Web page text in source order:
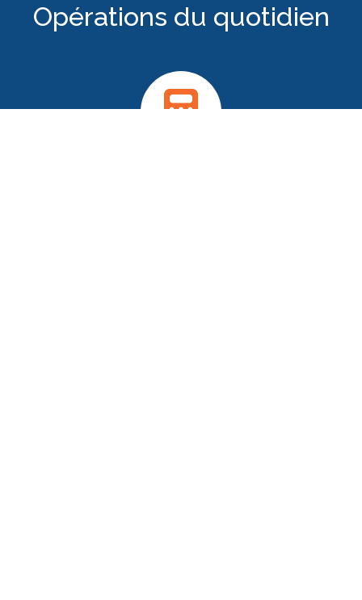
Opérations du quotidien